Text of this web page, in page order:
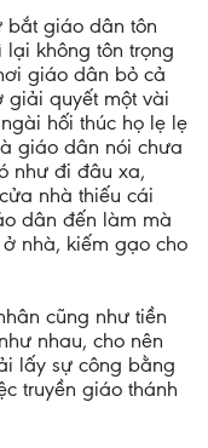
bắt giáo dân tôn
không tôn trọng
giáo dân bỏ cả
giải quyết một vài
hối thúc họ lẹ lẹ
giáo dân nói chưa
như đi đâu xa,
nhà thiếu cái
dân đến làm mà
nhà, kiếm gạo cho
cũng như tiền
nhau, cho nên
lấy sự công bằng
truyền giáo thánh